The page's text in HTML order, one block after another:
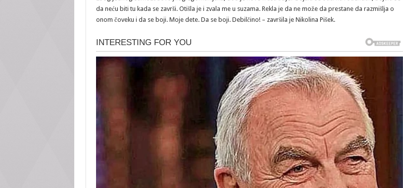
da neću biti tu kada se završi. Otišla je i zvala me u suzama. Rekla je da ne može da prestane da razmišlja o
onom čoveku i da se boji. Moje dete. Da se boji. Debilčino! – završila je Nikolina Pišek.